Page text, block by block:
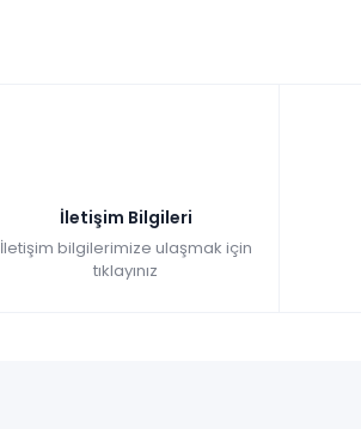
İletişim Bilgileri
İletişim bilgilerimize ulaşmak için
tıklayınız